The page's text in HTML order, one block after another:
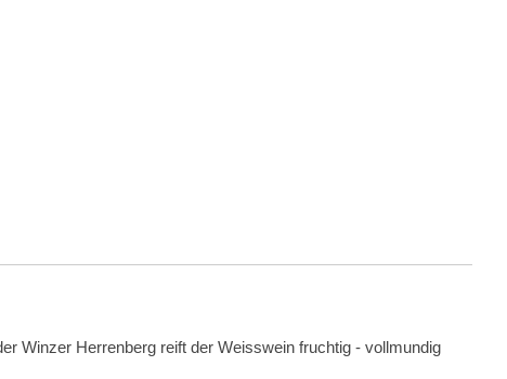
Winzer Herrenberg reift der Weisswein fruchtig - vollmundig